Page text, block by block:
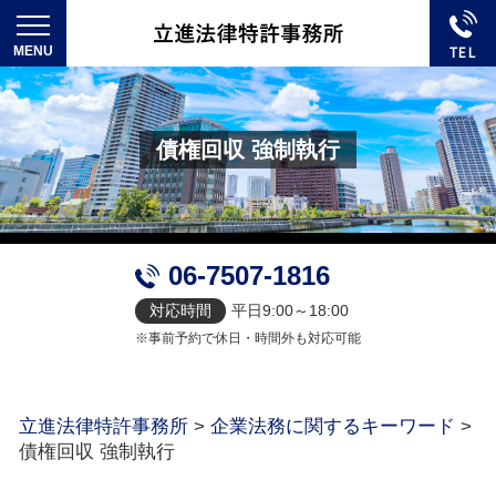
債権回収 強制執行
06-7507-1816
対応時間 平日9:00～18:00
※事前予約で休日・時間外も対応可能
立進法律特許事務所 > 企業法務に関するキーワード >
債権回収 強制執行